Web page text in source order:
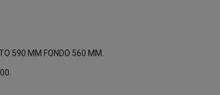
590 MM FONDO 560 MM.